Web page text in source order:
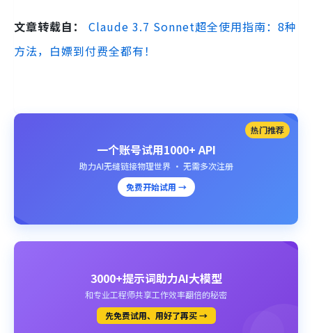
文章转载自：
Claude 3.7 Sonnet超全使用指南：8种
方法，白嫖到付费全都有！
热门推荐
一个账号试用1000+ API
助力AI无缝链接物理世界 · 无需多次注册
免费开始试用 →
3000+提示词助力AI大模型
和专业工程师共享工作效率翻倍的秘密
先免费试用、用好了再买 →